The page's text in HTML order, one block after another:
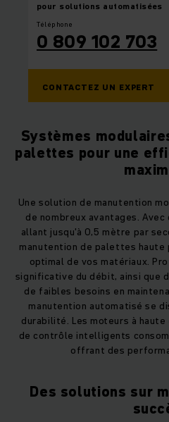
pour solutions automatisées
Téléphone
0 809 102 703
CONTACTEZ UN EXPERT
Systèmes
palettes pour une
Une solution de manutention
de nombreux avantages.
allant jusqu'à 0,5 mètre par
manutention de palettes haute
optimal de vos matériaux.
significative du débit, ainsi que
de faibles besoins en
manutention automatisé se
durabilité. Les moteurs à
de contrôle intelligents
offrant des
Des solutions sur